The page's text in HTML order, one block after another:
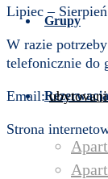
Grupy
Rezerwacja
Lipiec –
W razie
telefonicznie do
Email:
Strona